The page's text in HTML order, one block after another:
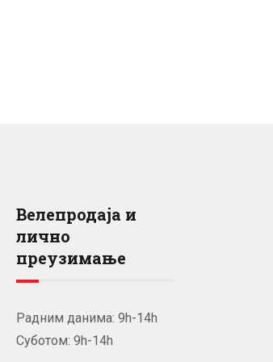
Велепродаја и
лично
преузимање
Радним данима: 9h-14h
Суботом: 9h-14h